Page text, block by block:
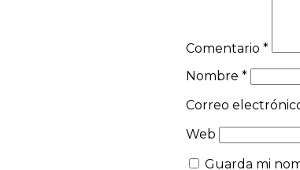
Comentario *
Nombre *
Correo
Web
Guarda mi